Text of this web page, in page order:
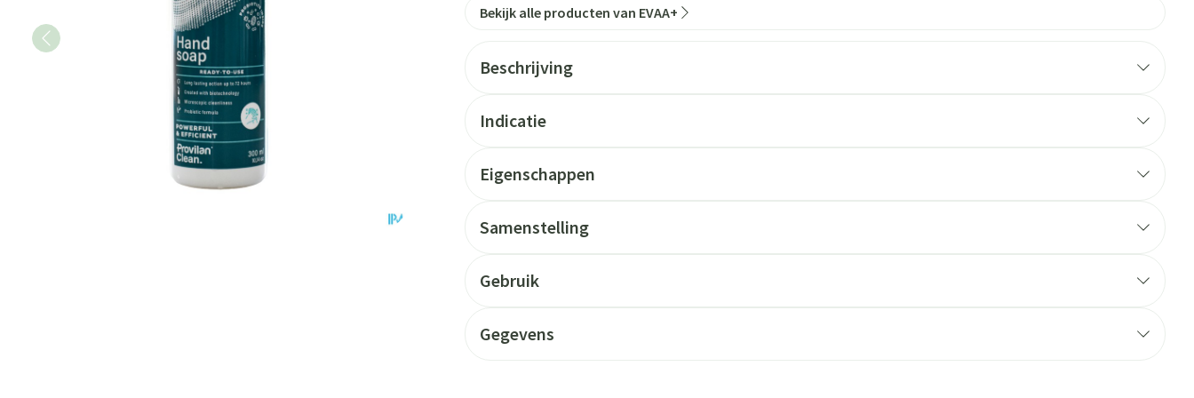
Bekijk alle producten van EVAA+
Beschrijving
Indicatie
Eigenschappen
Samenstelling
Gebruik
Gegevens